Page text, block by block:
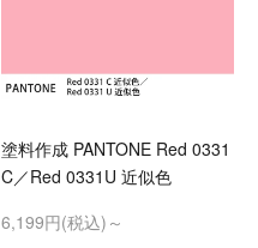
塗料作成 PANTONE Red 0331
C／Red 0331U 近似色
6,199円(税込)～